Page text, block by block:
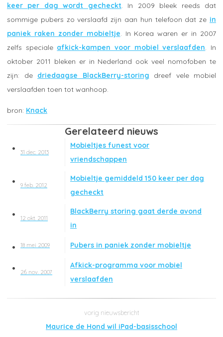
keer per dag wordt gecheckt. In 2009 bleek reeds dat
sommige pubers zo verslaafd zijn aan hun telefoon dat ze in
paniek raken zonder mobieltje . In Korea waren er in 2007
zelfs speciale afkick-kampen voor mobiel verslaafden . In
oktober 2011 bleken er in Nederland ook veel nomofoben te
zijn: de driedaagse BlackBerry-storing dreef vele mobiel
verslaafden toen tot wanhoop.
Knack
Gerelateerd nieuws
31 dec. 2013
Mobieltjes funest voor
vriendschappen
9 feb. 2012
Mobieltje gemiddeld 150 keer per dag
gecheckt
12 okt. 2011
BlackBerry storing gaat derde avond
in
18 mei 2009 Pubers in paniek zonder mobieltje
26 nov. 2007
Afkick-programma voor mobiel
verslaafden
Maurice de Hond wil iPad-basisschool